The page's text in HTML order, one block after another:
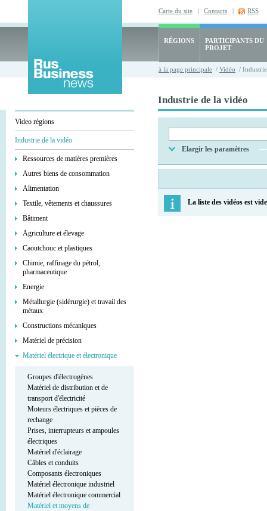
Carte du site | Contacts | RSS
RÉGIONS
PARTICIPANTS DU
PROJET
à la page principale / Vidéo /
Video régions
Industrie de la vidéo
Ressources de matières premières
Autres biens de consommation
Alimentation
Textile, vêtements et chaussures
Bâtiment
Agriculture et élevage
Caoutchouc et plastiques
Chimie, raffinage du pétrol,
pharmaceutique
Energie
Métallurgie (sidérurgie) et travail des
métaux
Constructions mécaniques
Matériel de précision
Matériel électrique et électronique
Groupes d'électrogènes
Matériel de distribution et de
transport d'électricité
Moteurs électriques et pièces de
rechange
Prises, interrupteurs et ampoules
électriques
Matériel d'éclairage
Câbles et conduits
Composants électroniques
Matériel électronique industriel
Matériel électronique commercial
Matériel et moyens de
Industrie de la vidéo
Elargir les paramètres
La liste des vidéos est vide